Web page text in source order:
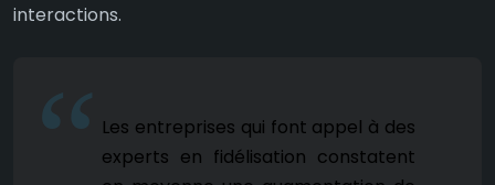
interactions.
Les entreprises qui font appel à des
experts en fidélisation constatent